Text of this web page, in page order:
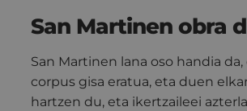
San Martinen obra
San Martinen lana oso handia
corpus gisa eratua, eta duen
hartzen du, eta ikertzaileei